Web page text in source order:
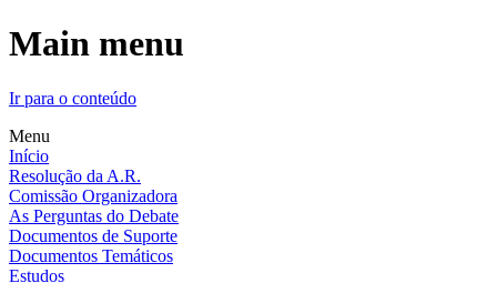
Main menu
Ir para o conteúdo
Menu
Início
Resolução da A.R.
Comissão Organizadora
As Perguntas do Debate
Documentos de Suporte
Documentos Temáticos
Estudos